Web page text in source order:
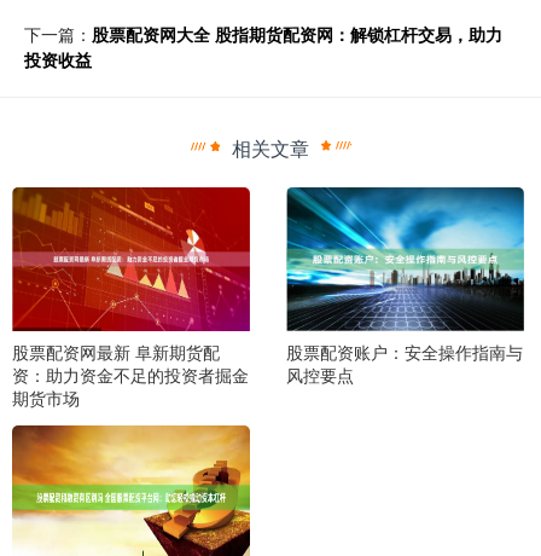
下一篇： 股票配资网大全 股指期货配资网：解锁杠杆交易，助力
投资收益
相关文章
股票配资网最新 阜新期货配
资：助力资金不足的投资者掘金
期货市场
股票配资账户：安全操作指南与
风控要点